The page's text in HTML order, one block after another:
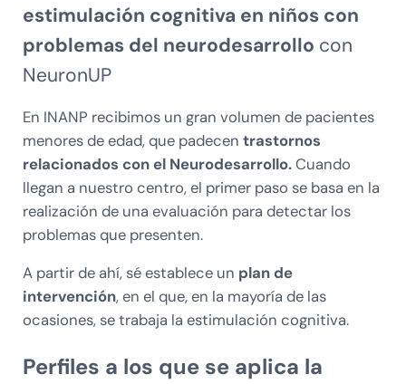
estimulación cognitiva en niños con
problemas del neurodesarrollo con
NeuronUP
En INANP recibimos un gran volumen de pacientes
menores de edad, que padecen trastornos
relacionados con el Neurodesarrollo.Cuando
llegan a nuestro centro, el primer paso se basa en la
realización de una evaluación para detectar los
problemas que presenten.
A partir de ahí, sé establece un plan de
intervención, en el que, en la mayoría de las
ocasiones, se trabaja la estimulación cognitiva.
Perfiles a los que se aplica la